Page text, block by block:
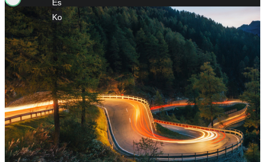
Es
Ko